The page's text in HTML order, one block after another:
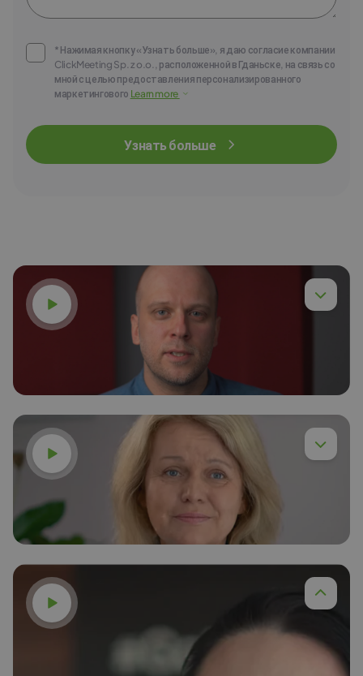
* Нажимая кнопку «Узнать больше», я даю согласие компании
ClickMeeting Sp. z o.o., расположенной в Гданьске, на связь со
мной с целью предоставления персонализированного
маркетингового Learn more
Узнать больше
Смотреть видео
Д-р инж. Петр Хыла
Смотреть видео
Д-р Анна Будзиньска
Читать далее
Смотреть видео